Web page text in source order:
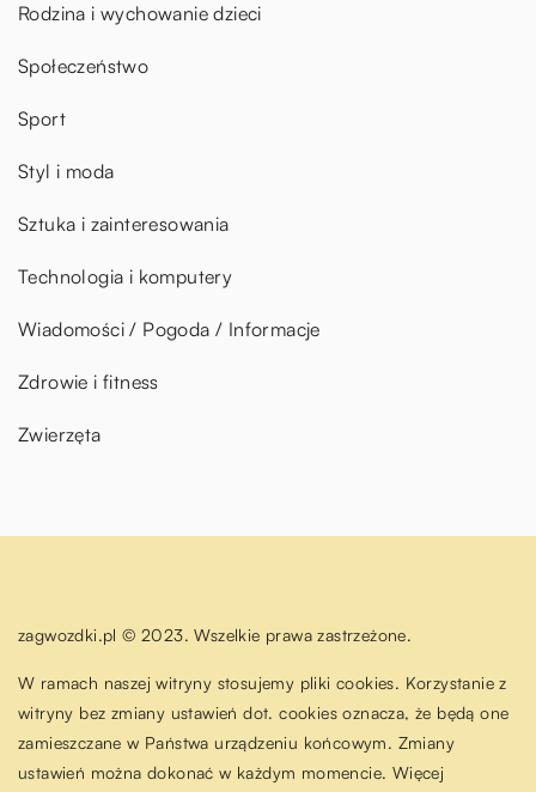
Rodzina i wychowanie dzieci
Społeczeństwo
Sport
Styl i moda
Sztuka i zainteresowania
Technologia i komputery
Wiadomości / Pogoda / Informacje
Zdrowie i fitness
Zwierzęta
zagwozdki.pl © 2023. Wszelkie prawa zastrzeżone.
W ramach naszej witryny stosujemy pliki cookies. Korzystanie z
witryny bez zmiany ustawień dot. cookies oznacza, że będą one
zamieszczane w Państwa urządzeniu końcowym. Zmiany
ustawień można dokonać w każdym momencie. Więcej